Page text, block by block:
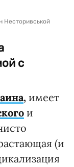
Несторивськой
с
, имеет
и
(и